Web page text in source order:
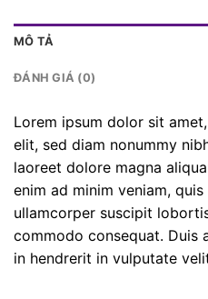
MÔ TẢ
ĐÁNH GIÁ (0)
Lorem ipsum dolor sit
elit, sed diam nonummy
laoreet dolore magna
enim ad minim veniam,
ullamcorper suscipit
commodo consequat. Duis
in hendrerit in vulputate